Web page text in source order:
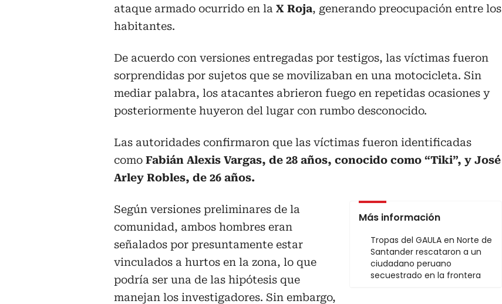
ataque armado ocurrido en la X Roja, generando preocupación entre los
habitantes.
De acuerdo con versiones entregadas por testigos, las víctimas fueron
sorprendidas por sujetos que se movilizaban en una motocicleta. Sin
mediar palabra, los atacantes abrieron fuego en repetidas ocasiones y
posteriormente huyeron del lugar con rumbo desconocido.
Las autoridades confirmaron que las víctimas fueron identificadas
como Fabián Alexis Vargas, de 28 años, conocido como “Tiki”, y José
Arley Robles, de 26 años.
Más información
Tropas del GAULA en Norte de
Santander rescataron a un
ciudadano peruano
secuestrado en la frontera
Según versiones preliminares de la
comunidad, ambos hombres eran
señalados por presuntamente estar
vinculados a hurtos en la zona, lo que
podría ser una de las hipótesis que
manejan los investigadores. Sin embargo,